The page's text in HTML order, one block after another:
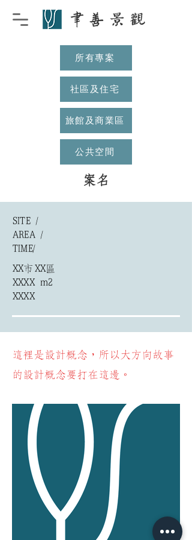
所有專案
社區及住宅
旅館及商業區
公共空間
案名
SITE /
AREA /
​TIME/
XX市XX區
XXXX m2
XXXX
​這裡是設計概念，所以大方向故事
的設計概念要打在這邊。